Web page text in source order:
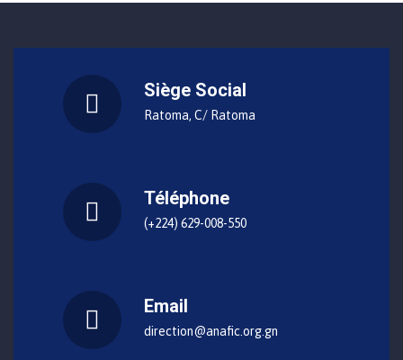
Siège Social
Ratoma, C/ Ratoma
Téléphone
(+224) 629-008-550
Email
direction@anafic.org.gn